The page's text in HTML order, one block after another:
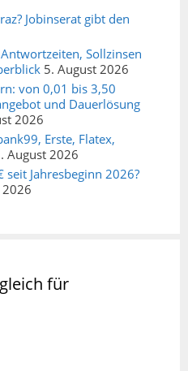
Jobinserat gibt den
Sollzinsen
5. August 2026
von 0,01 bis 3,50
und Dauerlösung
2026
Erste, Flatex,
August 2026
Jahresbeginn 2026?
2026
für